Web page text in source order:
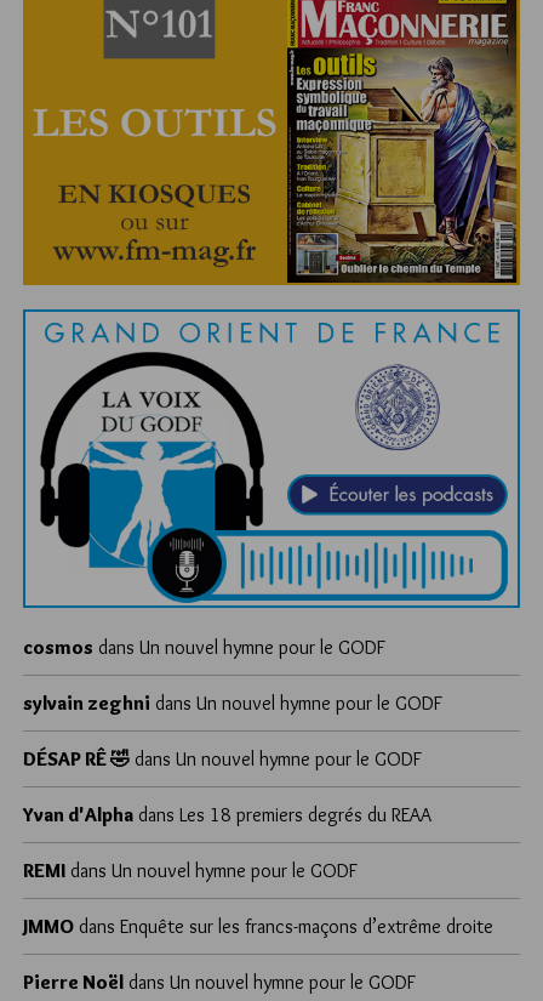
cosmos dans Un nouvel hymne pour le GODF
sylvain zeghni dans Un nouvel hymne pour le GODF
DÉSAP RÊ 🤣 dans Un nouvel hymne pour le GODF
Yvan d'Alpha dans Les 18 premiers degrés du REAA
REMI dans Un nouvel hymne pour le GODF
JMMO dans Enquête sur les francs-maçons d’extrême droite
Pierre Noël dans Un nouvel hymne pour le GODF